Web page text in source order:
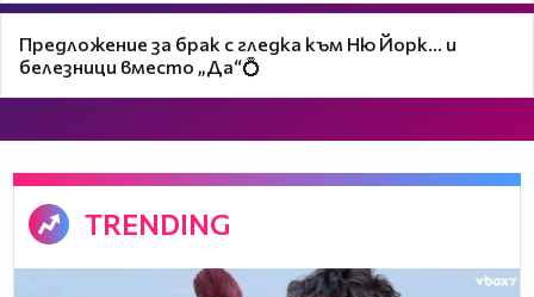
Предложение за брак с гледка към Ню Йорк... и
белезници вместо „Да“💍
TRENDING